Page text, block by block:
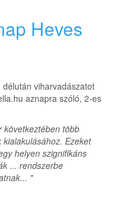
Heves
viharvadászatot
aznapra szóló, 2-es
következtében több
Ezeket
helyen szignifikáns
... rendszerbe
"